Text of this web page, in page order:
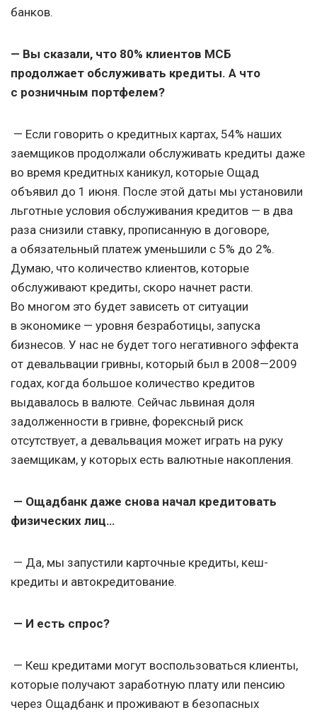
банков.
— Вы сказали, что 80% клиентов МСБ
продолжает обслуживать кредиты. А что
с розничным портфелем?
— Если говорить о кредитных картах, 54% наших
заемщиков продолжали обслуживать кредиты даже
во время кредитных каникул, которые Ощад
объявил до 1 июня. После этой даты мы установили
льготные условия обслуживания кредитов — в два
раза снизили ставку, прописанную в договоре,
а обязательный платеж уменьшили с 5% до 2%.
Думаю, что количество клиентов, которые
обслуживают кредиты, скоро начнет расти.
Во многом это будет зависеть от ситуации
в экономике — уровня безработицы, запуска
бизнесов. У нас не будет того негативного эффекта
от девальвации гривны, который был в 2008—2009
годах, когда большое количество кредитов
выдавалось в валюте. Сейчас львиная доля
задолженности в гривне, форексный риск
отсутствует, а девальвация может играть на руку
заемщикам, у которых есть валютные накопления.
— Ощадбанк даже снова начал кредитовать
физических лиц…
— Да, мы запустили карточные кредиты, кеш-
кредиты и автокредитование.
— И есть спрос?
— Кеш кредитами могут воспользоваться клиенты,
которые получают заработную плату или пенсию
через Ощадбанк и проживают в безопасных